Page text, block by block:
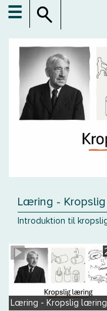
☰
Læring -
Introduktion til
Læring - Kropslig læring